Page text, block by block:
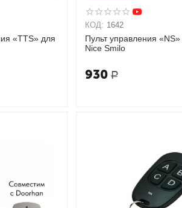
«TTS» для
КОД: 1642
Пульт управления
Nice Smilo
930 Р